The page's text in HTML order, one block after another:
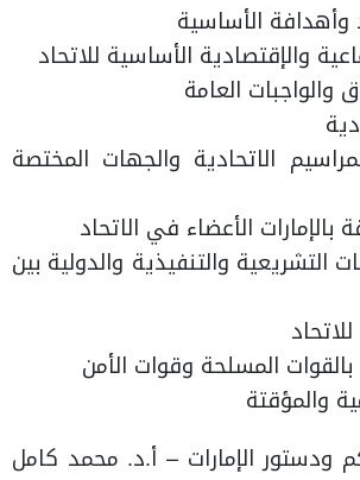
الاتحادية والجهات المختصة
التشريعية والتنفيذية والدولية بين
ودستور الإمارات – أ.د. محمد كامل